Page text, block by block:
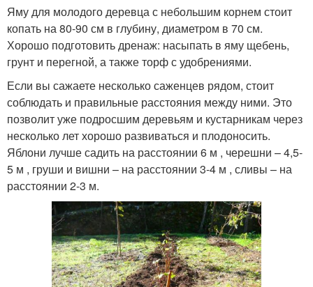
Яму для молодого деревца с небольшим корнем стоит
копать на 80-90 см в глубину, диаметром в 70 см.
Хорошо подготовить дренаж: насыпать в яму щебень,
грунт и перегной, а также торф с удобрениями.
Если вы сажаете несколько саженцев рядом, стоит
соблюдать и правильные расстояния между ними. Это
позволит уже подросшим деревьям и кустарникам через
несколько лет хорошо развиваться и плодоносить.
Яблони лучше садить на расстоянии 6 м , черешни – 4,5-
5 м , груши и вишни – на расстоянии 3-4 м , сливы – на
расстоянии 2-3 м.